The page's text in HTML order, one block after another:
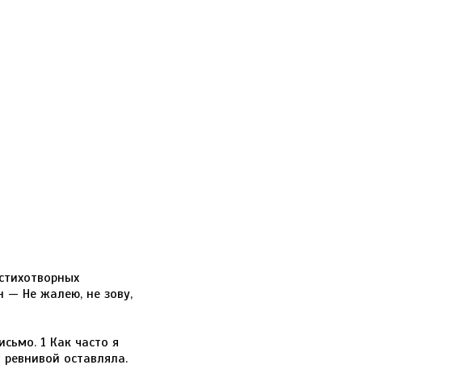
— Не жалею, не зову,
1 Как часто я
оставляла.